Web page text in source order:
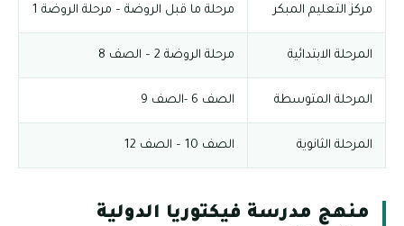
مركز التعليم المبكر مرحلة ما قبل الروضة – مرحلة الروضة 1
المرحلة الابتدائية مرحلة الروضة 2 – الصف 8
المرحلة المتوسطة الصف 6 -الصف 9
المرحلة الثانوية الصف 10 – الصف 12
منهج مدرسة فيكتوريا الدولية